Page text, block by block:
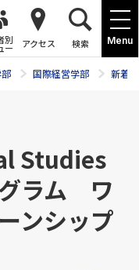
Menu
別
ー アクセス 検索
国際経営学部 新着
Studies
ラム ワ
ンシップ